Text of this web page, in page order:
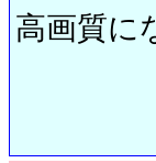
高画質に